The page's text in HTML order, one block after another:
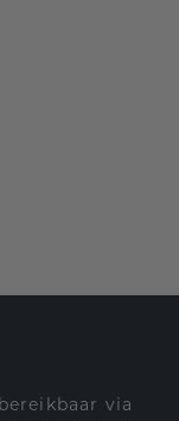
via